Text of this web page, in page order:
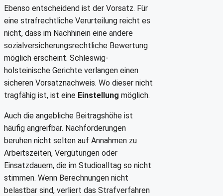
Ebenso entscheidend ist der Vorsatz. Für
eine strafrechtliche Verurteilung reicht es
nicht, dass im Nachhinein eine andere
sozialversicherungsrechtliche Bewertung
möglich erscheint. Schleswig-
holsteinische Gerichte verlangen einen
sicheren Vorsatznachweis. Wo dieser nicht
tragfähig ist, ist eine Einstellung möglich.
Auch die angebliche Beitragshöhe ist
häufig angreifbar. Nachforderungen
beruhen nicht selten auf Annahmen zu
Arbeitszeiten, Vergütungen oder
Einsatzdauern, die im Studioalltag so nicht
stimmen. Wenn Berechnungen nicht
belastbar sind, verliert das Strafverfahren